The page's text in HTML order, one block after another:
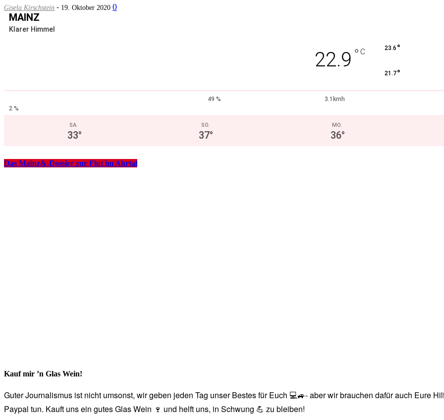
Gisela Kirschstein - 19. Oktober 2020 0
MAINZ
Klarer Himmel
22.9 ° C 23.6 °
21.7°
49 %
3.1kmh
2 %
SA.
33°
SO.
37°
MO.
36°
Das Mainz&-Dossier zur Flut im Ahrtal
Kauf mir ’n Glas Wein!
Guter Journalismus ist nicht umsonst, wir geben jeden Tag unser Bestes für Euch 💻🚙- aber wir brauchen dafür auch Eure
Paypal tun. Kauft uns ein gutes Glas Wein 🍷 und helft uns, in Schwung 💪 zu bleiben!